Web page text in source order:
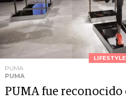
LIFESTYLE
PUMA
PUMA
PUMA fue reconocido